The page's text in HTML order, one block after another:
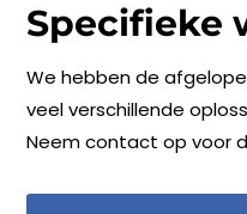
Specifieke
We hebben de
veel verschillende
Neem contact op voor